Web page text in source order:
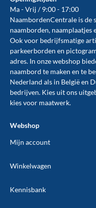
Ma - Vrij / 9:00 - 17:00
NaambordenCentrale is de
naamborden,
Ook voor bedrijfsmatige
parkeerborden en
adres. In onze webshop
naambord te maken en te
Nederland als in België en
bedrijven. Kies uit ons
kies voor maatwerk.
Webshop
Mijn account
Winkelwagen
Kennisbank